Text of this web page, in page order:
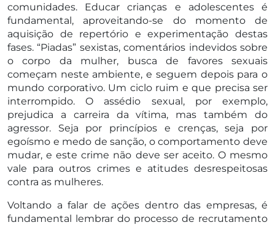
comunidades. Educar crianças e adolescentes é
fundamental, aproveitando-se do momento de
aquisição de repertório e experimentação destas
fases. “Piadas” sexistas, comentários indevidos sobre
o corpo da mulher, busca de favores sexuais
começam neste ambiente, e seguem depois para o
mundo corporativo. Um ciclo ruim e que precisa ser
interrompido. O assédio sexual, por exemplo,
prejudica a carreira da vítima, mas também do
agressor. Seja por princípios e crenças, seja por
egoísmo e medo de sanção, o comportamento deve
mudar, e este crime não deve ser aceito. O mesmo
vale para outros crimes e atitudes desrespeitosas
contra as mulheres.
Voltando a falar de ações dentro das empresas, é
fundamental lembrar do processo de recrutamento